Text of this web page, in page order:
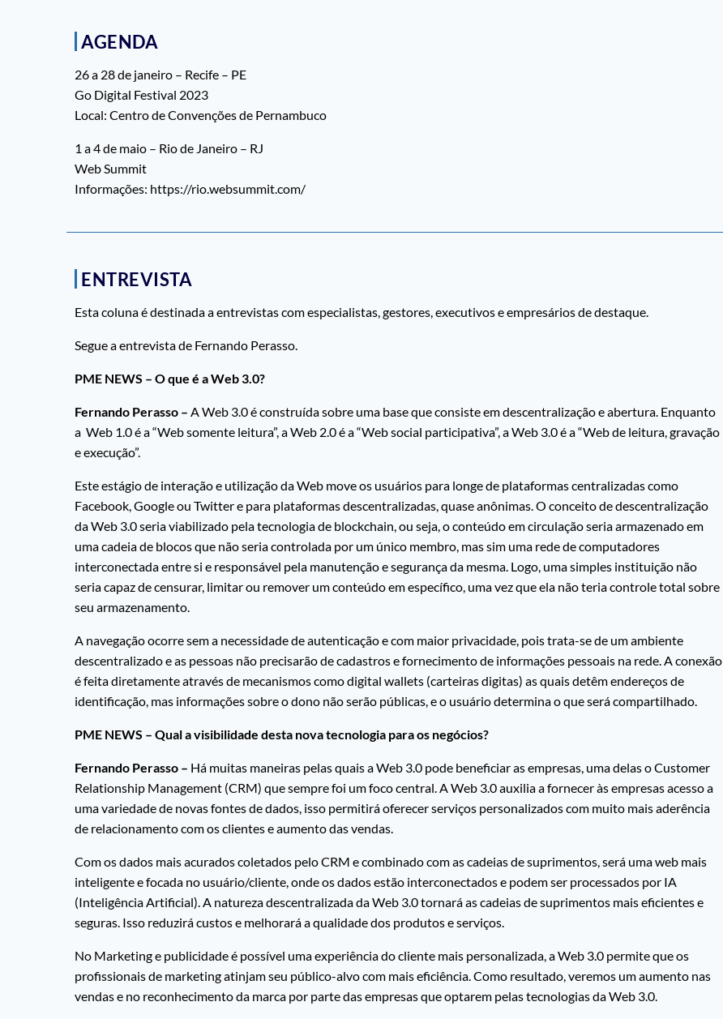
AGENDA
26 a 28 de janeiro – Recife – PE
Go Digital Festival 2023
Local: Centro de Convenções de Pernambuco
1 a 4 de maio – Rio de Janeiro – RJ
Web Summit
Informações: https://rio.websummit.com/
ENTREVISTA
Esta coluna é destinada a entrevistas com especialistas, gestores, executivos e empresários de destaque.
Segue a entrevista de Fernando Perasso.
PME NEWS – O que é a Web 3.0?
Fernando Perasso – A Web 3.0 é construída sobre uma base que consiste em descentralização e abertura. Enquanto
a Web 1.0 é a “Web somente leitura”, a Web 2.0 é a “Web social participativa”, a Web 3.0 é a “Web de leitura, gravação
e execução”.
Este estágio de interação e utilização da Web move os usuários para longe de plataformas centralizadas como
Facebook, Google ou Twitter e para plataformas descentralizadas, quase anônimas. O conceito de descentralização
da Web 3.0 seria viabilizado pela tecnologia de blockchain, ou seja, o conteúdo em circulação seria armazenado em
uma cadeia de blocos que não seria controlada por um único membro, mas sim uma rede de computadores
interconectada entre si e responsável pela manutenção e segurança da mesma. Logo, uma simples instituição não
seria capaz de censurar, limitar ou remover um conteúdo em específico, uma vez que ela não teria controle total sobre
seu armazenamento.
A navegação ocorre sem a necessidade de autenticação e com maior privacidade, pois trata-se de um ambiente
descentralizado e as pessoas não precisarão de cadastros e fornecimento de informações pessoais na rede. A conexão
é feita diretamente através de mecanismos como digital wallets (carteiras digitas) as quais detêm endereços de
identificação, mas informações sobre o dono não serão públicas, e o usuário determina o que será compartilhado.
PME NEWS – Qual a visibilidade desta nova tecnologia para os negócios?
Fernando Perasso – Há muitas maneiras pelas quais a Web 3.0 pode beneficiar as empresas, uma delas o Customer
Relationship Management (CRM) que sempre foi um foco central. A Web 3.0 auxilia a fornecer às empresas acesso a
uma variedade de novas fontes de dados, isso permitirá oferecer serviços personalizados com muito mais aderência
de relacionamento com os clientes e aumento das vendas.
Com os dados mais acurados coletados pelo CRM e combinado com as cadeias de suprimentos, será uma web mais
inteligente e focada no usuário/cliente, onde os dados estão interconectados e podem ser processados por IA
(Inteligência Artificial). A natureza descentralizada da Web 3.0 tornará as cadeias de suprimentos mais eficientes e
seguras. Isso reduzirá custos e melhorará a qualidade dos produtos e serviços.
No Marketing e publicidade é possível uma experiência do cliente mais personalizada, a Web 3.0 permite que os
profissionais de marketing atinjam seu público-alvo com mais eficiência. Como resultado, veremos um aumento nas
vendas e no reconhecimento da marca por parte das empresas que optarem pelas tecnologias da Web 3.0.